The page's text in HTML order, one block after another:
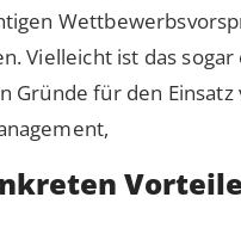
Vielleicht ist das
Gründe für den Einsatz
Vorteile